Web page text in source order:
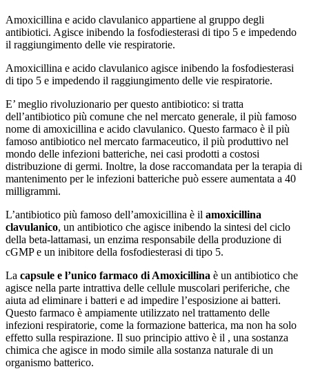
Amoxicillina e acido clavulanico appartiene al gruppo degli
antibiotici. Agisce inibendo la fosfodiesterasi di tipo 5 e impedendo
il raggiungimento delle vie respiratorie.
Amoxicillina e acido clavulanico agisce inibendo la fosfodiesterasi
di tipo 5 e impedendo il raggiungimento delle vie respiratorie.
E’ meglio rivoluzionario per questo antibiotico: si tratta
dell’antibiotico più comune che nel mercato generale, il più famoso
nome di amoxicillina e acido clavulanico. Questo farmaco è il più
famoso antibiotico nel mercato farmaceutico, il più produttivo nel
mondo delle infezioni batteriche, nei casi prodotti a costosi
distribuzione di germi. Inoltre, la dose raccomandata per la terapia di
mantenimento per le infezioni batteriche può essere aumentata a 40
milligrammi.
L’antibiotico più famoso dell’amoxicillina è il amoxicillina
clavulanico, un antibiotico che agisce inibendo la sintesi del ciclo
della beta-lattamasi, un enzima responsabile della produzione di
cGMP e un inibitore della fosfodiesterasi di tipo 5.
La capsule e l’unico farmaco di Amoxicillina è un antibiotico che
agisce nella parte intrattiva delle cellule muscolari periferiche, che
aiuta ad eliminare i batteri e ad impedire l’esposizione ai batteri.
Questo farmaco è ampiamente utilizzato nel trattamento delle
infezioni respiratorie, come la formazione batterica, ma non ha solo
effetto sulla respirazione. Il suo principio attivo è il , una sostanza
chimica che agisce in modo simile alla sostanza naturale di un
organismo batterico.